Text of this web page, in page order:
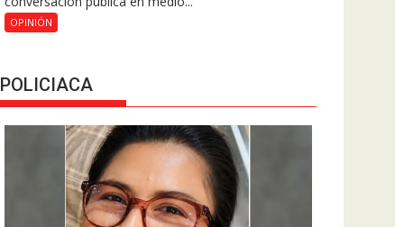
OPINIÓN
POLICIACA